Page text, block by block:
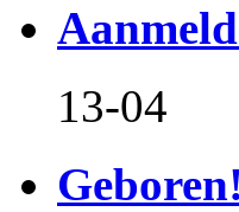
13-04
Geboren!